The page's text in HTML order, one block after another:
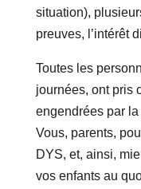
situation),
preuves, l’intérêt
Toutes les
journées, ont pris
engendrées par
Vous, parents,
DYS, et, ainsi,
vos enfants au